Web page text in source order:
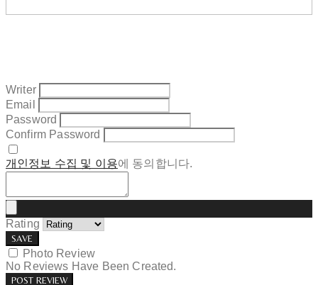
Writer
Email
Password
Confirm Password
개인정보 수집 및 이용에 동의합니다.
Rating
SAVE
Photo Review
No Reviews Have Been Created.
POST REVIEW